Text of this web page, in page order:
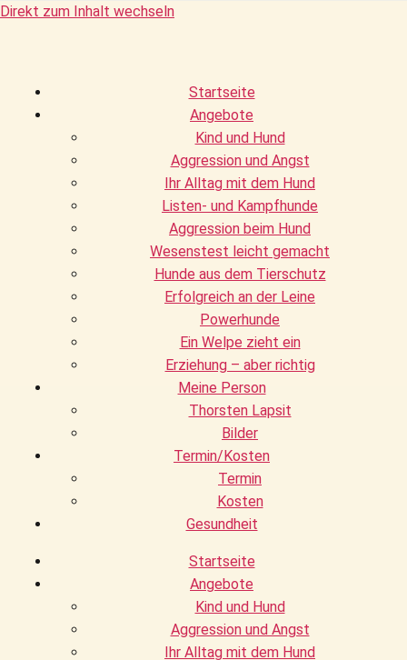
Direkt zum Inhalt wechseln
Startseite
Angebote
Kind und Hund
Aggression und Angst
Ihr Alltag mit dem Hund
Listen- und Kampfhunde
Aggression beim Hund
Wesenstest leicht gemacht
Hunde aus dem Tierschutz
Erfolgreich an der Leine
Powerhunde
Ein Welpe zieht ein
Erziehung – aber richtig
Meine Person
Thorsten Lapsit
Bilder
Termin/Kosten
Termin
Kosten
Gesundheit
Startseite
Angebote
Kind und Hund
Aggression und Angst
Ihr Alltag mit dem Hund